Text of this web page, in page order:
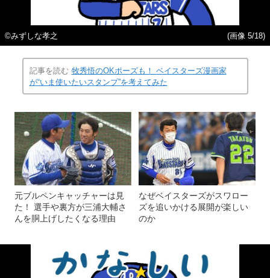
©みずしな孝之 (画像 5/18)
記事を読む 牧秀悟のOKポーズも！ ベイスターズ漫画家
が“いま使いたいスタンプ”を考えてみた
元ブルペンキャッチャーは見
た！ 選手や裏方が三浦大輔さ
んを胴上げしたくなる理由
なぜベイスターズがスワロー
ズを追いかける展開が楽しい
のか